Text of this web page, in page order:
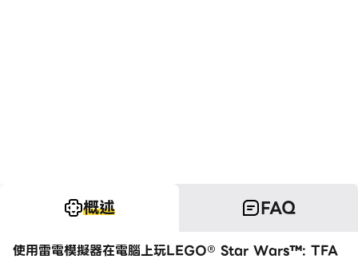
概述 FAQ
使用雷電模擬器在電腦上玩LEGO® Star Wars™: TFA